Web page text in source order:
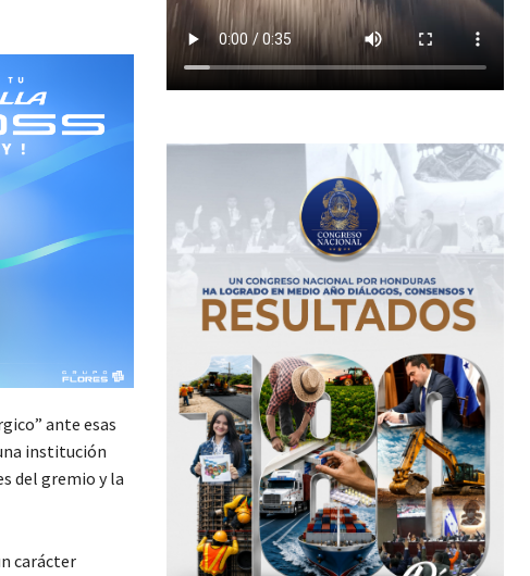
ante esas
institución
del gremio y la
carácter